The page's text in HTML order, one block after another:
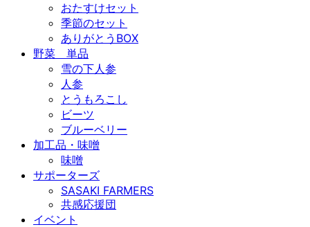
おたすけセット
季節のセット
ありがとうBOX
野菜 単品
雪の下人参
人参
とうもろこし
ビーツ
ブルーベリー
加工品・味噌
味噌
サポーターズ
SASAKI FARMERS
共感応援団
イベント